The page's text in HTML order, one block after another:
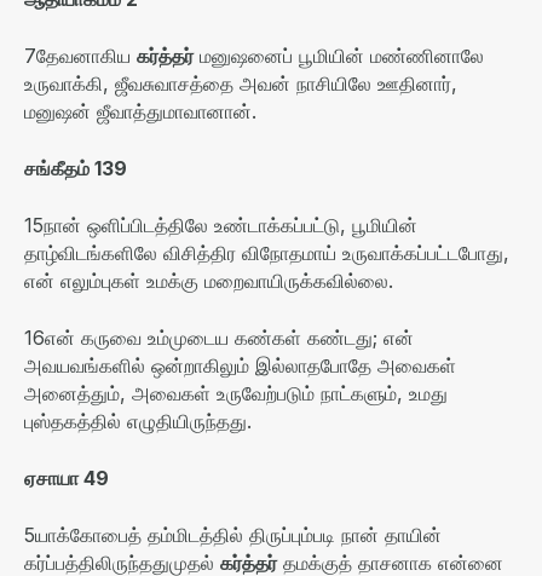
7தேவனாகிய கர்த்தர்மனுஷனைப் பூமியின் மண்ணினாலே
உருவாக்கி, ஜீவசுவாசத்தை அவன் நாசியிலே ஊதினார்,
மனுஷன் ஜீவாத்துமாவானான்.
சங்கீதம் 139
15நான் ஒளிப்பிடத்திலே உண்டாக்கப்பட்டு, பூமியின்
தாழ்விடங்களிலே விசித்திர விநோதமாய் உருவாக்கப்பட்டபோது,
என் எலும்புகள் உமக்கு மறைவாயிருக்கவில்லை.
16என் கருவை உம்முடைய கண்கள் கண்டது; என்
அவயவங்களில் ஒன்றாகிலும் இல்லாதபோதே அவைகள்
அனைத்தும், அவைகள் உருவேற்படும் நாட்களும், உமது
புஸ்தகத்தில் எழுதியிருந்தது.
ஏசாயா49
5யாக்கோபைத் தம்மிடத்தில் திருப்பும்படி நான் தாயின்
கர்ப்பத்திலிருந்ததுமுதல் கர்த்தர்தமக்குத் தாசனாக என்னை